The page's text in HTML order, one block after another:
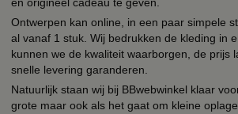
en origineel cadeau te geven.
Ontwerpen kan online, in een paar simpele
al vanaf 1 stuk. Wij bedrukken de kleding in
kunnen we de kwaliteit waarborgen, de prijs
snelle levering garanderen.
Natuurlijk staan wij bij BBwebwinkel klaar
grote maar ook als het gaat om kleine